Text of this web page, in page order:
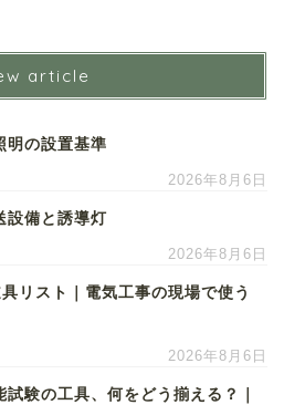
article
の設置基準
2026年8月6日
備と誘導灯
2026年8月6日
リスト｜電気工事の現場で使う
2026年8月6日
験の工具、何をどう揃える？｜